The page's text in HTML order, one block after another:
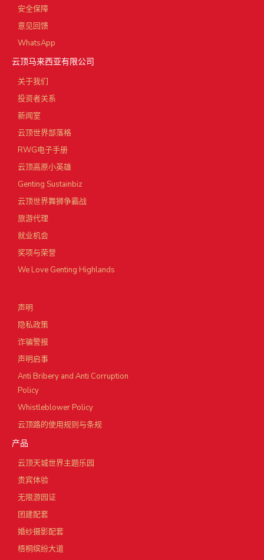
安全保障
意见回馈
WhatsApp
云顶马来西亚有限公司
关于我们
投资者关系
新闻室
云顶世界部落格
RWG电子手册
云顶高原小英雄
Genting Sustainbiz
云顶世界舞狮争霸战
旅游代理
就业机会
奖项与荣誉
We Love Genting Highlands
声明
隐私政策
诈骗警报
声明启事
Anti Bribery and Anti Corruption
Policy
Whistleblower Policy
云顶路的使用规则与条规
产品
云顶天城世界主题乐园
贵宾体验
无限游园证
团建配套
婚纱摄影配套
梧桐缤纷大道